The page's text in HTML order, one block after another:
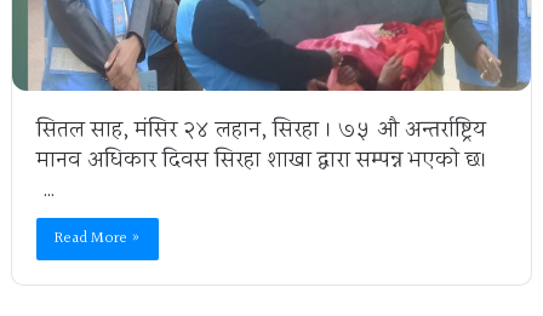
सितल साह, मंसिर २४ लहान, सिरहा । ७५ औ अन्तर्राष्ट्रिय
मानव अधिकार दिवस सिरहा शाखा द्वारा सम्पन्न भएकाे छ।
…
Read More »